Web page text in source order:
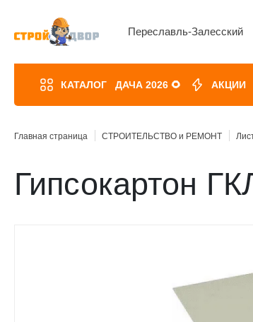
Переславль-Залесский
КАТАЛОГ ДАЧА 2026 🌻 АКЦИИ
Главная страница СТРОИТЕЛЬСТВО и РЕМОНТ
Гипсокартон